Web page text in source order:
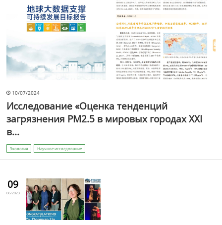
10/07/2024
Исследование «Оценка тенденций
загрязнения PM2.5 в мировых городах XXI
в...
Экология Научное исследование
09
06/2023